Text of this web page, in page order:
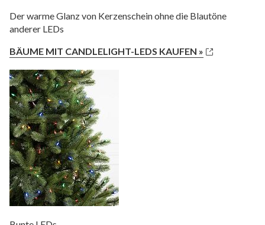
Der warme Glanz von Kerzenschein ohne die Blautöne
anderer LEDs
BÄUME MIT CANDLELIGHT-LEDS KAUFEN »